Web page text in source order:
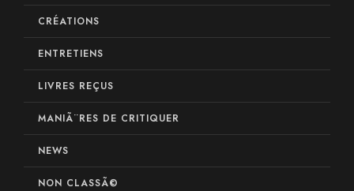
CRÉATIONS
ENTRETIENS
LIVRES REÇUS
MANIÃ¨RES DE CRITIQUER
NEWS
NON CLASSÃ©